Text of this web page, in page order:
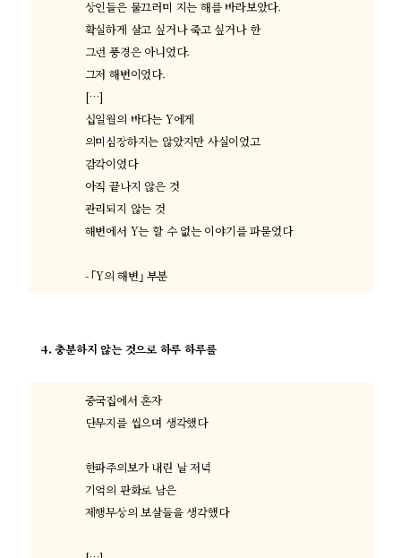
상인들은 물끄러미 지는 해를 바라보았다.
확실하게 살고 싶거나 죽고 싶거나 한
그런 풍경은 아니었다.
그저 해변이었다.
[…]
십일월의 바다는 Y에게
의미심장하지는 않았지만 사실이었고
감각이었다
아직 끝나지 않은 것
관리되지 않는 것
해변에서 Y는 할 수 없는 이야기를 파묻었다
- ｢Y의 해변 ｣ 부분
4.충분하지 않는 것으로 하루 하루를
중국집에서 혼자
단무지를 씹으며 생각했다
한파주의보가 내린 날 저녁
기억의 판화로 남은
제행무상의 보살들을 생각했다